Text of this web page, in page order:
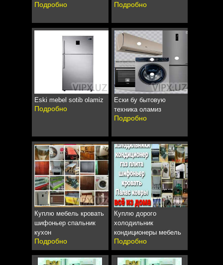
Подробно Подробно
Eski mebel sotib olamiz
Подробно
Ески бу бытовую
техника оламиз
Подробно
Куплю мебель кровать
шифоньер спальник
кухон
Подробно
Куплю дорого
холодильник
кондиционеры мебель
Подробно